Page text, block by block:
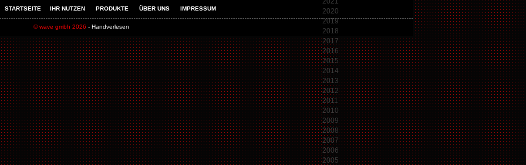
2020
2019
2018
2017
2016
2015
2014
2013
2012
2011
2010
2009
2008
2007
2006
2005
STARTSEITE IHR NUTZEN PRODUKTE ÜBER UNS IMPRESSUM
© wave gmbh 2026 - Handverlesen